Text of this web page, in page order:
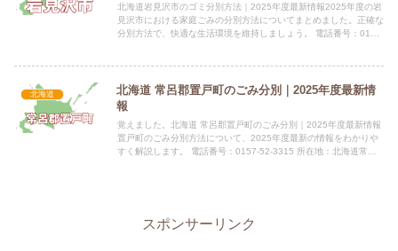
北海道岩見沢市のゴミ分別方法｜2025年度最新情報2025年度の岩
見沢市における家庭ごみの分別方法についてまとめました。正確な
分別方法で、快適な生活環境を維持しましょう。 電話番号：0126-
北海道
北海道 常呂郡置戸町のごみ分別｜2025年度最新情
報
覚えました。北海道 常呂郡置戸町のごみ分別｜2025年度最新情報
置戸町のごみ分別方法について、2025年度最新の情報をわかりや
すく解説します。 電話番号：0157-52-3315 所在地：北海道常呂
スポンサーリンク